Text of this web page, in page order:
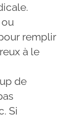
ou
remplir
à le
de
Si